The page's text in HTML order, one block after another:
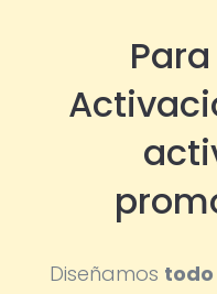
Diseñamos